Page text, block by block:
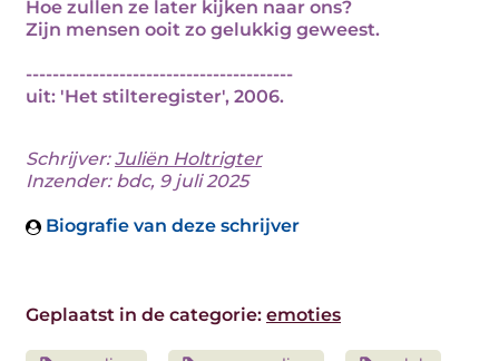
Hoe zullen ze later kijken naar ons?
Zijn mensen ooit zo gelukkig geweest.
----------------------------------------
uit: 'Het stilteregister', 2006.
Schrijver:Juliën Holtrigter
Inzender: bdc, 9 juli 2025
Biografie van deze schrijver
Geplaatst in de categorie: emoties